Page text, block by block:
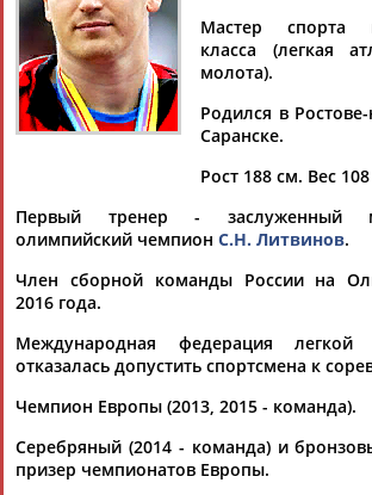
Сергей
ЛИТВИНОВ
Сергей
ЛИТВИНОВ
1 2 3 4
Легкоатлет Сергей Литвинов признался в
Бронзовый призер чемпионата Европы
молота российский легкоатлетСергей
что употреблял... ...до этого, а молот летел
- написал Литвиновна своей странице в
(деятельность Meta...
(Проект: Информационное агентство СТАДИОН
12.01.2023
Мастер спорта
класса (легкая
молота).
Родился в
Саранске.
Рост 188 см. Вес 108
Первый тренер - заслуженный
олимпийский чемпион С.Н. Литвинов.
Член сборной команды России на
2016 года.
Международная федерация легкой
отказалась допустить спортсмена к
Чемпион Европы (2013, 2015 - команда).
Серебряный (2014 - команда) и
призер чемпионатов Европы.